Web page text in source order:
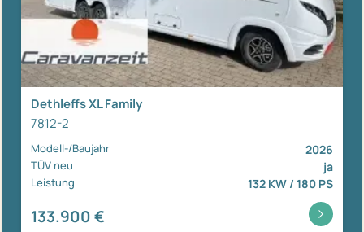
Dethleffs XL Family
7812-2
Modell-/Baujahr 2026
TÜV neu ja
Leistung 132 KW / 180 PS
133.900 €